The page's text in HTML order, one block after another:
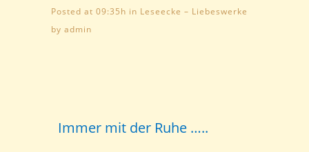
Posted at 09:35h in Leseecke – Liebeswerke
by admin
Immer mit der Ruhe …..